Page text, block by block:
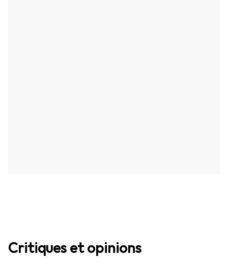
Critiques et opinions